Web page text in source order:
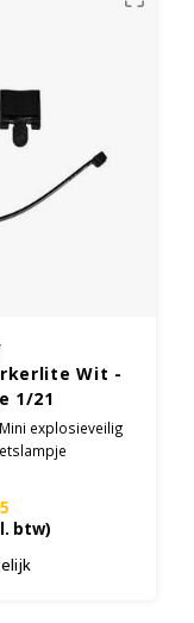
Wit -
1/21
explosieveilig
btw)